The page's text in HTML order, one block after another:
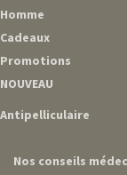
Homme
Cadeaux
Promotions
NOUVEAU
Antipelliculaire
Nos conseils